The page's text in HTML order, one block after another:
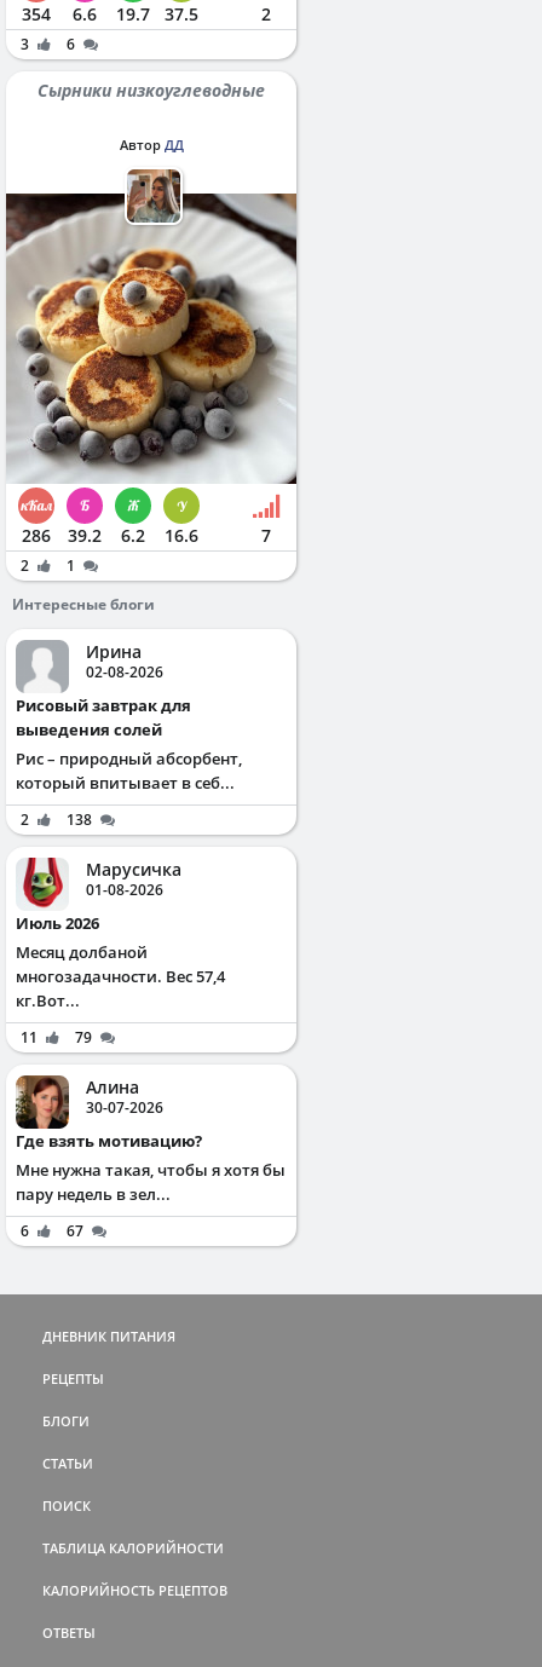
354 6.6 19.7 37.5 2
3 6
Сырники низкоуглеводные
Автор ДД
286 39.2 6.2 16.6 7
2
1
Интересные блоги
Ирина
02-08-2026
Рисовый завтрак для
выведения солей
Рис – природный абсорбент,
который впитывает в себ...
2 138
Марусичка
01-08-2026
Июль 2026
Месяц долбаной
многозадачности. Вес 57,4
кг.Вот...
11 79
Алина
30-07-2026
Где взять мотивацию?
Мне нужна такая, чтобы я хотя бы
пару недель в зел...
6 67
ДНЕВНИК ПИТАНИЯ
РЕЦЕПТЫ
БЛОГИ
СТАТЬИ
ПОИСК
ТАБЛИЦА КАЛОРИЙНОСТИ
КАЛОРИЙНОСТЬ РЕЦЕПТОВ
ОТВЕТЫ